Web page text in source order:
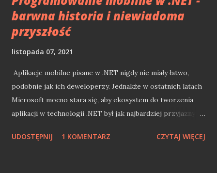
barwna historia i niewiadoma
przyszłość
listopada 07, 2021
Aplikacje mobilne pisane w .NET nigdy nie miały łatwo,
podobnie jak ich deweloperzy. Jednakże w ostatnich latach
Microsoft mocno stara się, aby ekosystem do tworzenia
aplikacji w technologii .NET był jak najbardziej przyjazny
firmy). Pomimo tego obecnie jesteśmy w technologicznym
UDOSTĘPNIJ 1 KOMENTARZ CZYTAJ WIĘCEJ